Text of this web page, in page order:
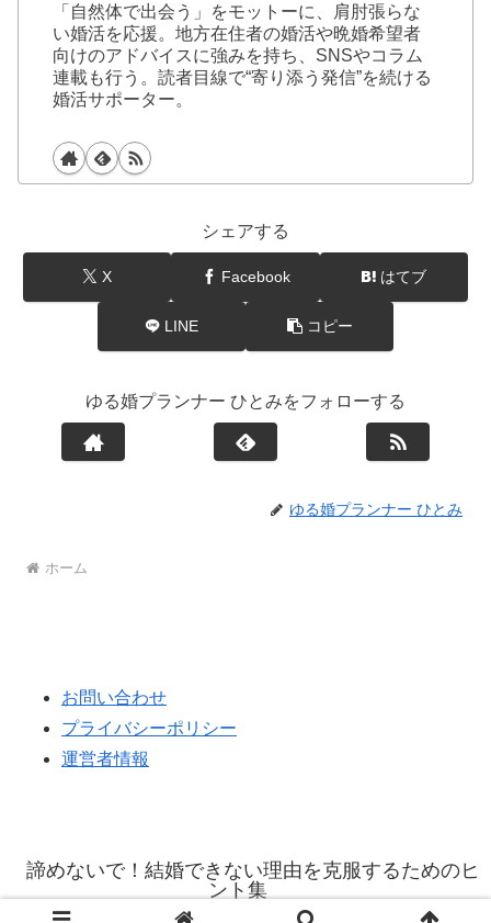
「自然体で出会う」をモットーに、肩肘張らな
い婚活を応援。地方在住者の婚活や晩婚希望者
向けのアドバイスに強みを持ち、SNSやコラム
連載も行う。読者目線で“寄り添う発信”を続ける
婚活サポーター。
シェアする
X Facebook はてブ
LINE コピー
ゆる婚プランナー ひとみをフォローする
ゆる婚プランナー ひとみ
ホーム
お問い合わせ
プライバシーポリシー
運営者情報
諦めないで！結婚できない理由を克服するためのヒ
ント集